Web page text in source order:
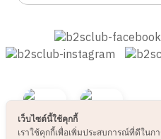
เว็บไซต์นี้ใช้คุกกี้
เราใช้คุกกี้เพื่อเพิ่มประสบการณ์ที่ดีใน